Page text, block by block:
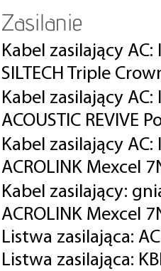
Zasilanie
Kabel zasilający
SILTECH Triple
Kabel zasilający
ACOUSTIC REVIVE
Kabel zasilający
ACROLINK Mexcel
Kabel zasilający:
ACROLINK Mexcel
Listwa zasilająca:
Listwa zasilająca: